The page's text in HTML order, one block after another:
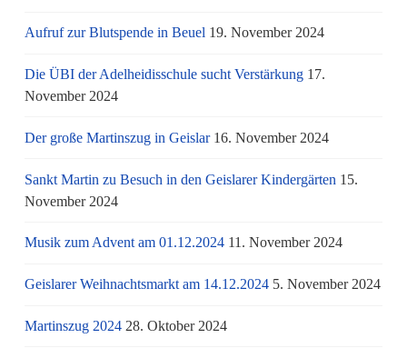
Aufruf zur Blutspende in Beuel 19. November 2024
Die ÜBI der Adelheidisschule sucht Verstärkung 17.
November 2024
Der große Martinszug in Geislar 16. November 2024
Sankt Martin zu Besuch in den Geislarer Kindergärten 15.
November 2024
Musik zum Advent am 01.12.2024 11. November 2024
Geislarer Weihnachtsmarkt am 14.12.2024 5. November 2024
Martinszug 2024 28. Oktober 2024